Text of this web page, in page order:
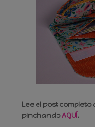
Lee el post
pinchandoAQUÍ.